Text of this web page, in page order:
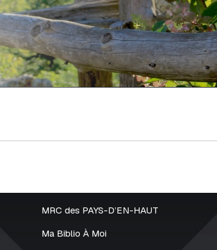
MRC des PAYS-D’EN-HAUT
Ma Biblio À Moi